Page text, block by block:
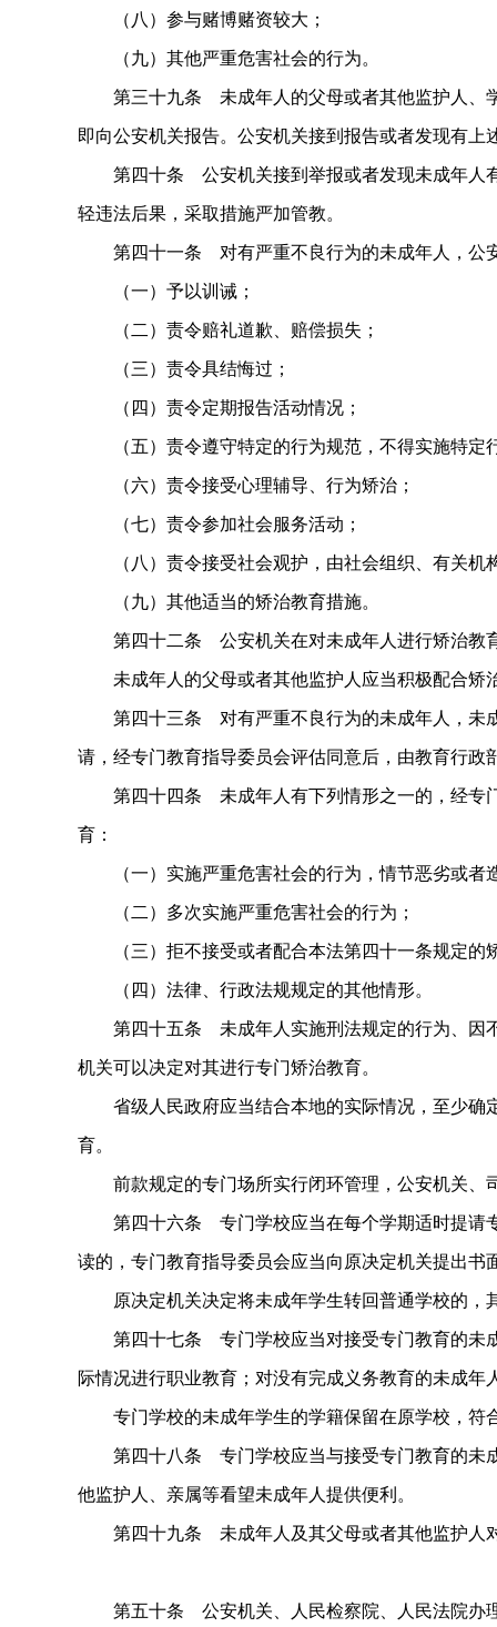
（八）参与赌博赌资较大；
（九）其他严重危害社会的行为。
第三十九条 未成年人的父母或者其他监护人、学
即向公安机关报告。公安机关接到报告或者发现有
第四十条 公安机关接到举报或者发现未成年人有
轻违法后果，采取措施严加管教。
第四十一条 对有严重不良行为的未成年人，公安
（一）予以训诫；
（二）责令赔礼道歉、赔偿损失；
（三）责令具结悔过；
（四）责令定期报告活动情况；
（五）责令遵守特定的行为规范，不得实施特定
（六）责令接受心理辅导、行为矫治；
（七）责令参加社会服务活动；
（八）责令接受社会观护，由社会组织、有关机
（九）其他适当的矫治教育措施。
第四十二条 公安机关在对未成年人进行矫治教育
未成年人的父母或者其他监护人应当积极配合矫
第四十三条 对有严重不良行为的未成年人，未成
请，经专门教育指导委员会评估同意后，由教育行政
第四十四条 未成年人有下列情形之一的，经专门
育：
（一）实施严重危害社会的行为，情节恶劣或者
（二）多次实施严重危害社会的行为；
（三）拒不接受或者配合本法第四十一条规定的
（四）法律、行政法规规定的其他情形。
第四十五条 未成年人实施刑法规定的行为、因不
机关可以决定对其进行专门矫治教育。
省级人民政府应当结合本地的实际情况，至少确
育。
前款规定的专门场所实行闭环管理，公安机关、
第四十六条 专门学校应当在每个学期适时提请专
读的，专门教育指导委员会应当向原决定机关提出
原决定机关决定将未成年学生转回普通学校的，
第四十七条 专门学校应当对接受专门教育的未成
际情况进行职业教育；对没有完成义务教育的未成年
专门学校的未成年学生的学籍保留在原学校，符
第四十八条 专门学校应当与接受专门教育的未成
他监护人、亲属等看望未成年人提供便利。
第四十九条 未成年人及其父母或者其他监护人对
第五十条 公安机关、人民检察院、人民法院办理